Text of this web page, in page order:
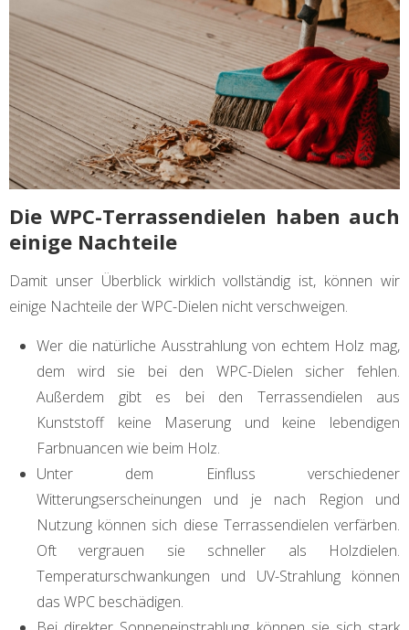
Die WPC-Terrassendielen haben auch
einige Nachteile
Damit unser Überblick wirklich vollständig ist, können wir
einige Nachteile der WPC-Dielen nicht verschweigen.
Wer die natürliche Ausstrahlung von echtem Holz mag,
dem wird sie bei den WPC-Dielen sicher fehlen.
Außerdem gibt es bei den Terrassendielen aus
Kunststoff keine Maserung und keine lebendigen
Farbnuancen wie beim Holz.
Unter dem Einfluss verschiedener
Witterungserscheinungen und je nach Region und
Nutzung können sich diese Terrassendielen verfärben.
Oft vergrauen sie schneller als Holzdielen.
Temperaturschwankungen und UV-Strahlung können
das WPC beschädigen.